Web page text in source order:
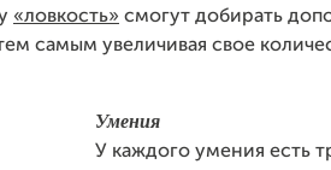
«ловкость» смогут добирать
самым увеличивая свое
Умения
У каждого умения есть